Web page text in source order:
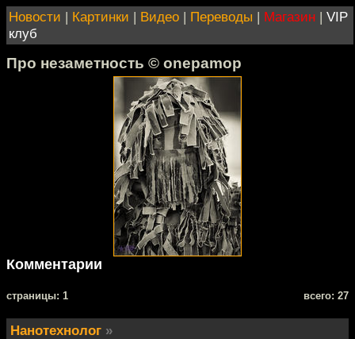
Новости | Картинки | Видео | Переводы | Магазин | VIP
клуб
Про незаметность © onepamop
Комментарии
cтраницы: 1 всего: 27
Нанотехнолог »